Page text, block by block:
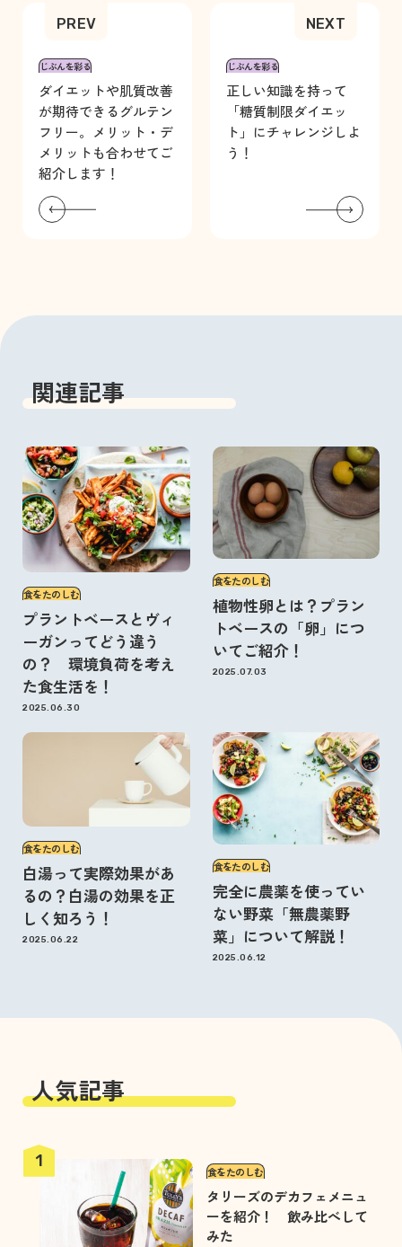
じぶんを彩る
ダイエットや肌質改善
が期待できるグルテン
フリー。メリット・デ
メリットも合わせてご
紹介します！
じぶんを彩る
正しい知識を持って
「糖質制限ダイエッ
ト」にチャレンジしよ
う！
関連記事
食をたのしむ
プラントベースとヴィ
ーガンってどう違う
の？ 環境負荷を考え
た食生活を！
2025.06.30
食をたのしむ
植物性卵とは？プラン
トベースの「卵」につ
いてご紹介！
2025.07.03
食をたのしむ
白湯って実際効果があ
るの？白湯の効果を正
しく知ろう！
2025.06.22
食をたのしむ
完全に農薬を使ってい
ない野菜「無農薬野
菜」について解説！
2025.06.12
人気記事
食をたのしむ
タリーズのデカフェメニュ
ーを紹介！ 飲み比べして
みた